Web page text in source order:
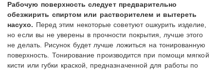
Рабочую поверхность следует предварительно
обезжирить спиртом или растворителем и вытереть
насухо. Перед этим некоторые советуют ошкурить изделие,
но если вы не уверены в прочности покрытия, лучше этого
не делать. Рисунок будет лучше ложиться на тонированную
поверхность. Тонирование производится при помощи мягкой
кисти или губки краской, предназначенной для работы по